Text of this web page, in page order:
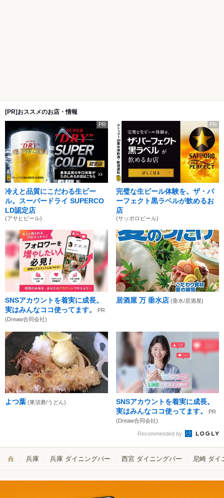
[PR]おススメのお店・情報
PR
冷えと品質にこだわる生ビー
ル。スーパードライ SUPERCO
LD認定店
(アサヒビール)
PR
完璧な生ビール体験を。ザ・パ
ーフェクト黒ラベルが飲めるお
店
(サッポロビール)
SNSアカウントを着実に成長。
実はみんなココ使ってます。
PR
(Dreaw合同会社)
居酒屋 万 垂水店 (垂水/居酒屋)
よつ葉 (東須磨/うどん)
SNSアカウントを着実に成長。
実はみんなココ使ってます。
PR
(Dreaw合同会社)
Recommended by
兵庫 兵庫 ダイニングバー 西宮 ダイニングバー 尼崎 ダイ